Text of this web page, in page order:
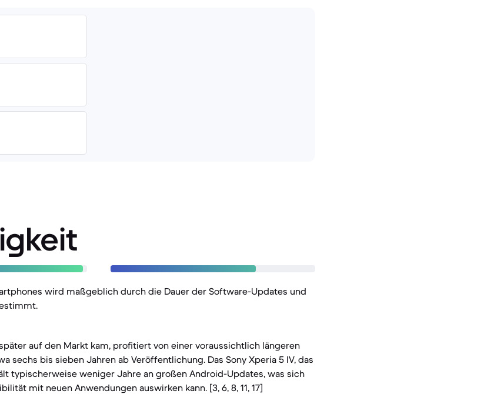
wird maßgeblich durch die Dauer der Software-Updates und
später auf den Markt kam, profitiert von einer voraussichtlich längeren
sechs bis sieben Jahren ab Veröffentlichung. Das Sony Xperia 5 IV, das
typischerweise weniger Jahre an großen Android-Updates, was sich
mit neuen Anwendungen auswirken kann. [3, 6, 8, 11, 17]